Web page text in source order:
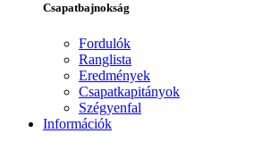
Csapatbajnokság
Fordulók
Ranglista
Eredmények
Csapatkapitányok
Szégyenfal
Információk